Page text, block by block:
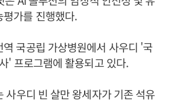
가를 진행했다.
국공립 가상병원에서 사우디 '국
' 프로그램에 활용되고 있다.
사우디 빈 살만 왕세자가 기존 석유